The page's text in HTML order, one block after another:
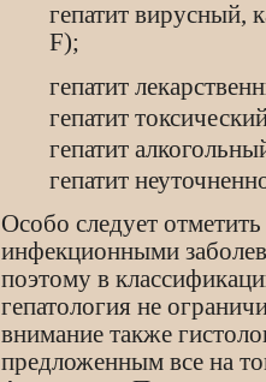
гепатит вирусный,
F);
гепатит
гепатит
гепатит
гепатит
Особо следует
инфекционными
поэтому в
гепатология не
внимание также
предложенным все на